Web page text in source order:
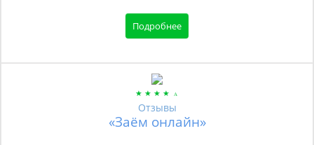
Подробнее
Отзывы
«Заём онлайн»